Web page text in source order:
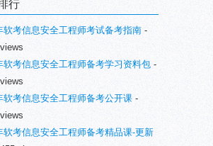
行
软考信息安全工程师考试备考指南 -
软考信息安全工程师备考学习资料包 -
软考信息安全工程师备考公开课 -
软考信息安全工程师备考精品课-更新